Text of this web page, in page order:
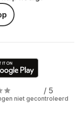
/ 5
niet gecontroleerd